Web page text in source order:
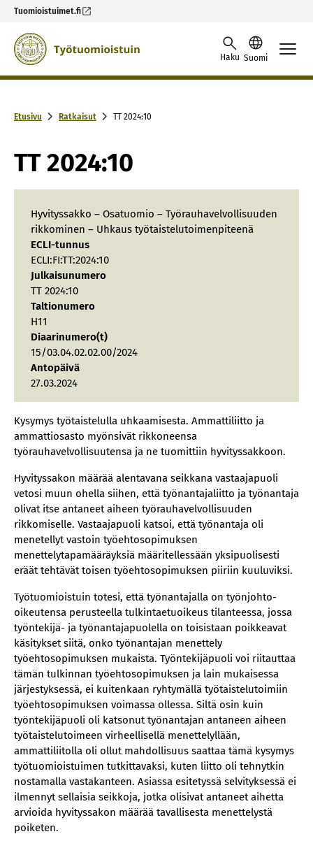
Tuomioistuimet.fi
Skip to content -saavutettavuusohje
Haku Suomi
Etusivu Ratkaisut TT 2024:10
TT 2024:10
Hyvityssakko – Osatuomio – Työrauhavelvollisuuden
rikkominen – Uhkaus työtaistelutoimenpiteenä
ECLI-tunnus
ECLI:FI:TT:2024:10
Julkaisunumero
TT 2024:10
Taltionumero
H11
Diaarinumero(t)
15/03.04.02.02.00/2024
Antopäivä
27.03.2024
Kysymys työtaistelulla uhkaamisesta. Ammattiliitto ja
ammattiosasto myönsivät rikkoneensa
työrauhavelvollisuutensa ja ne tuomittiin hyvityssakkoon.
Hyvityssakon määrää alentavana seikkana vastaajapuoli
vetosi muun ohella siihen, että työnantajaliitto ja työnantaja
olivat itse antaneet aiheen työrauhavelvollisuuden
rikkomiselle. Vastaajapuoli katsoi, että työnantaja oli
menetellyt vastoin työehtosopimuksen
menettelytapamääräyksiä määritellessään yksipuolisesti
eräät tehtävät toisen työehtosopimuksen piiriin kuuluviksi.
Työtuomioistuin totesi, että työnantajalla on työnjohto-
oikeutensa perusteella tulkintaetuoikeus tilanteessa, jossa
työntekijä- ja työnantajapuolella on toisistaan poikkeavat
käsitykset siitä, onko työnantajan menettely
työehtosopimuksen mukaista. Työntekijäpuoli voi riitauttaa
tämän tulkinnan työehtosopimuksen ja lain mukaisessa
järjestyksessä, ei kuitenkaan ryhtymällä työtaistelutoimiin
työehtosopimuksen voimassa ollessa. Siltä osin kuin
työntekijäpuoli oli katsonut työnantajan antaneen aiheen
työtaistelutoimeen virheellisellä menettelyllään,
ammattiliitolla oli ollut mahdollisuus saattaa tämä kysymys
työtuomioistuimen tutkittavaksi, kuten liitto oli tehnytkin
nostamalla vastakanteen. Asiassa esitetyssä selvityksessä ei
ilmennyt sellaisia seikkoja, jotka olisivat antaneet aihetta
arvioida hyvityssakon määrää tavallisesta menettelystä
poiketen.